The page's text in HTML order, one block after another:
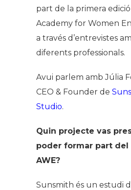
part de la primera
Academy for Women
a través d’entrevistes
diferents professionals.
Avui parlem amb Júlia
CEO & Founder de
Studio.
Quin projecte vas
poder formar part del
AWE?
Sunsmith és un estudi